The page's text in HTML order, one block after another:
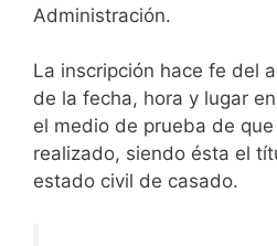
Administración.
La inscripción hace fe del
de la fecha, hora y lugar
el medio de prueba de
realizado, siendo ésta el
estado civil de casado.